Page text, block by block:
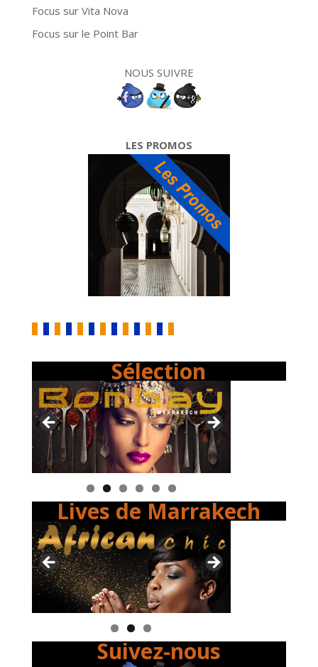
Focus sur Vita Nova
Focus sur le Point Bar
NOUS SUIVRE
LES PROMOS
Sélection
Lives de Marrakech
Suivez-nous